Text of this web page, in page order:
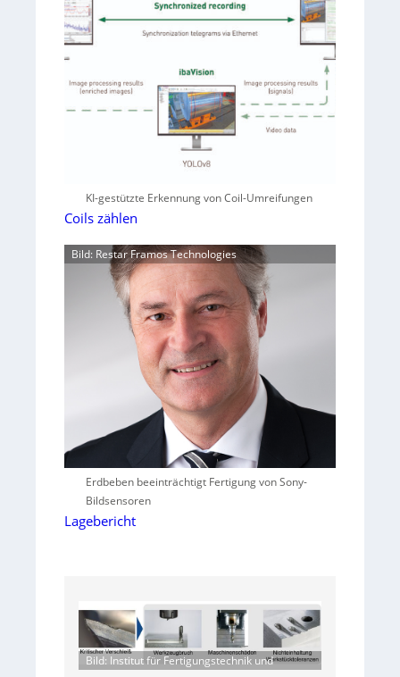
KI-gestützte Erkennung von Coil-Umreifungen
Coils zählen
Bild: Restar Framos Technologies
Erdbeben beeinträchtigt Fertigung von Sony-
Bildsensoren
Lagebericht
Bild: Institut für Fertigungstechnik und